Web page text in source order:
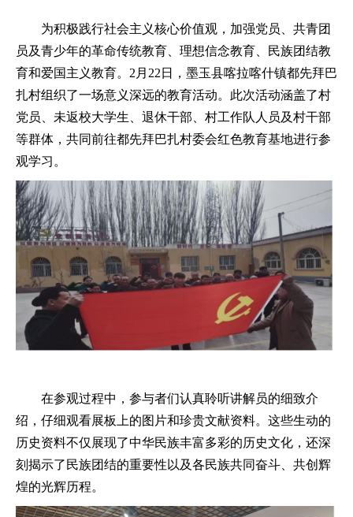
为积极践行社会主义核心价值观，加强党员、共青团
员及青少年的革命传统教育、理想信念教育、民族团结教
育和爱国主义教育。 2月22日，墨玉县喀拉喀什镇都先拜巴
扎村组织了一场意义深远的教育活动。此次活动涵盖了村
党员、未返校大学生、退休干部、村工作队人员及村干部
等群体，共同前往都先拜巴扎村委会红色教育基地进行参
观学习。
在参观过程中，参与者们认真聆听讲解员的细致介
绍，仔细观看展板上的图片和珍贵文献资料。这些生动的
历史资料不仅展现了中华民族丰富多彩的历史文化，还深
刻揭示了民族团结的重要性以及各民族共同奋斗、共创辉
煌的光辉历程。